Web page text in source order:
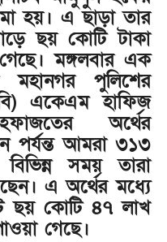
হয়। এ ছাড়া তার
ছয় কোটি টাকা
মঙ্গলবার এক
মহানগর পুলিশের
একেএম হাফিজ
অর্থের
পর্যন্ত আমরা ৩১৩
সময় তারা
এ অর্থের মধ্যে
ছয় কোটি ৪৭ লাখ
গেছে।